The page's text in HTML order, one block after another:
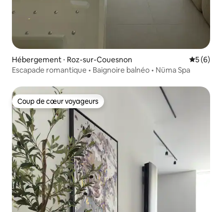
Hébergement ⋅ Roz-sur-Couesnon
5 (6)
Escapade romantique • Baignoire balnéo • Nüma Spa
Coup de cœur voyageurs
Coup de cœur voyageurs